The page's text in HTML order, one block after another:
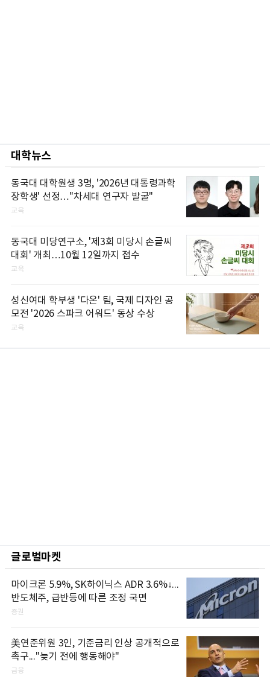
대학뉴스
동국대 대학원생 3명, '2026년 대통령과학
장학생' 선정…"차세대 연구자 발굴"
교육
동국대 미당연구소, '제3회 미당시 손글씨
대회' 개최…10월 12일까지 접수
교육
성신여대 학부생 '다온' 팀, 국제 디자인 공
모전 '2026 스파크 어워드' 동상 수상
교육
글로벌마켓
마이크론 5.9%, SK하이닉스 ADR 3.6%↓...
반도체주, 급반등에 따른 조정 국면
증권
美연준위원 3인, 기준금리 인상 공개적으로
촉구..."늦기 전에 행동해야"
금융